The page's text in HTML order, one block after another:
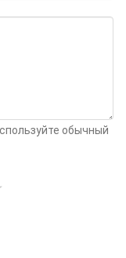
обычный